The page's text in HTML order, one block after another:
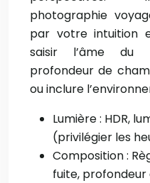
photographie
par votre intuition
saisir l’âme du
profondeur de
ou inclure
Lumière : HDR,
(privilégier les
Composition :
fuite, profondeur